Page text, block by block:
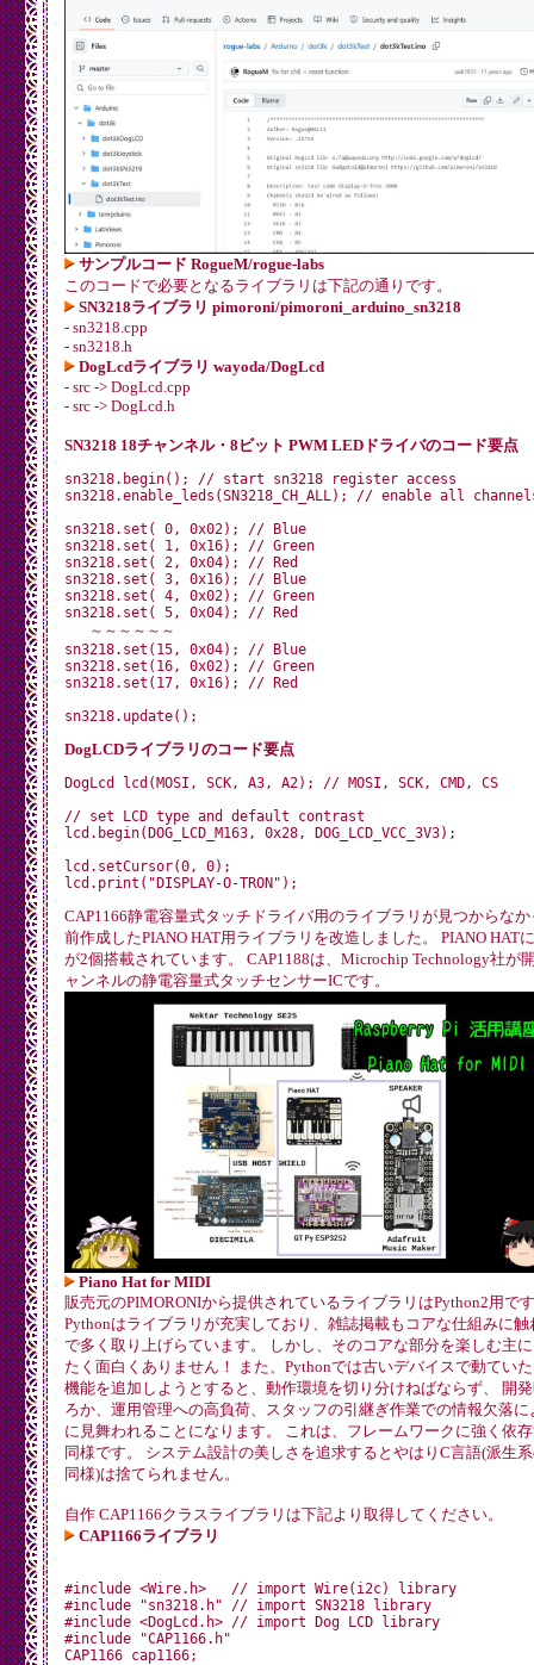
サンプルコード RogueM/rogue-labs
このコードで必要となるライブラリは下記の通りです。
SN3218ライブラリ pimoroni/pimoroni_arduino_sn3218
- sn3218.cpp
- sn3218.h
DogLcdライブラリ wayoda/DogLcd
- src -> DogLcd.cpp
- src -> DogLcd.h
SN3218 18チャンネル・8ビット PWM LEDドライバのコード要点
sn3218.begin(); // start sn3218 register access
sn3218.enable_leds(SN3218_CH_ALL); // enable all
sn3218.set( 0, 0x02); // Blue
sn3218.set( 1, 0x16); // Green
sn3218.set( 2, 0x04); // Red
sn3218.set( 3, 0x16); // Blue
sn3218.set( 4, 0x02); // Green
sn3218.set( 5, 0x04); // Red
   ～～～～～～
sn3218.set(15, 0x04); // Blue
sn3218.set(16, 0x02); // Green
sn3218.set(17, 0x16); // Red
DogLCDライブラリのコード要点
DogLcd lcd(MOSI, SCK, A3, A2); // MOSI, SCK, CMD, CS
// set LCD type and default contrast
lcd.begin(DOG_LCD_M163, 0x28, DOG_LCD_VCC_3V3);
lcd.setCursor(0, 0);
CAP1166静電容量式タッチドライバ用のライブラリが見つからな
前作成したPIANO HAT用ライブラリを改造しました。 PIANO HAT
が2個搭載されています。 CAP1188は、Microchip Technology社が
ャンネルの静電容量式タッチセンサーICです。
Piano Hat for MIDI
販売元のPIMORONIから提供されているライブラリはPython2用で
Pythonはライブラリが充実しており、雑誌掲載もコアな仕組みに触
で多く取り上げらています。 しかし、そのコアな部分を楽しむ主
たく面白くありません！ また、Pythonでは古いデバイスで動てい
機能を追加しようとすると、動作環境を切り分けねばならず、 開
ろか、運用管理への高負荷、スタッフの引継ぎ作業での情報欠落に
に見舞われることになります。 これは、フレームワークに強く依存
同様です。 システム設計の美しさを追求するとやはりC言語(派生
同様)は捨てられません。
自作 CAP1166クラスライブラリは下記より取得してください。
CAP1166ライブラリ
#include <Wire.h>   // import Wire(i2c) library
#include "sn3218.h" // import SN3218 library
#include <DogLcd.h> // import Dog LCD library
#include "CAP1166.h"
CAP1166 cap1166;